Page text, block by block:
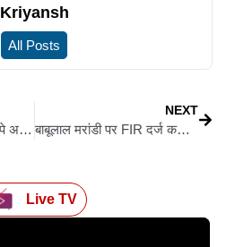
Kriyansh
All Posts
बिहार से भागकर विदेश में छिपे अपराधियों की अब खैर नहीं, CBI ने शुरू किया बड़ा अभियान
NEXT
बाबूलाल मरांडी पर FIR दर्ज कराएंगे स्वास्थ्य मंत्री डॉ. इरफान अंसारी, भ्रष्टाचार के आरोपों को बताया निराधार
Live TV